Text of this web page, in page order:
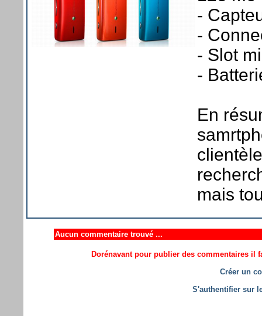
-
-
- Slot
-
En
mais
Aucun commentaire trouvé ...
Dorénavant pour publier des commentaires il
Créer un
S'authentifier sur